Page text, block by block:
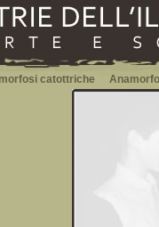
catottriche